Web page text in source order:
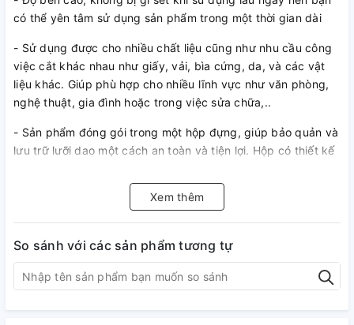
có thể yên tâm sử dụng sản phẩm trong một thời gian dài
- Sử dụng được cho nhiều chất liệu cũng như nhu cầu công
việc cắt khác nhau như giấy, vải, bìa cứng, da, và các vật
liệu khác. Giúp phù hợp cho nhiều lĩnh vực như văn phòng,
nghệ thuật, gia đình hoặc trong việc sửa chữa,..
- Sản phẩm đóng gói trong một hộp đựng, giúp bảo quản và
lưu trữ lưỡi dao một cách an toàn và tiện lợi. Hộp có thiết kế
cập và lựa chọn lưỡi dao phù hợp
Xem thêm
So sánh với các sản phẩm tương tự